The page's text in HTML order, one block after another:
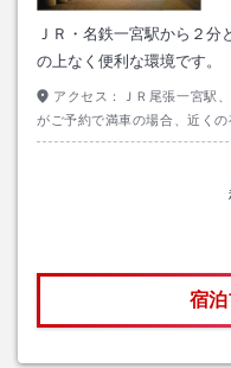
ＪＲ・名鉄一宮駅から２
の上なく便利な環境です。
アクセス：
ＪＲ尾張一宮駅
がご予約で満車の場合、近く
何卒ご了承くださいます様お
宿